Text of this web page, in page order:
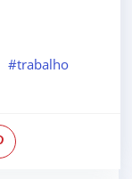
#trabalho